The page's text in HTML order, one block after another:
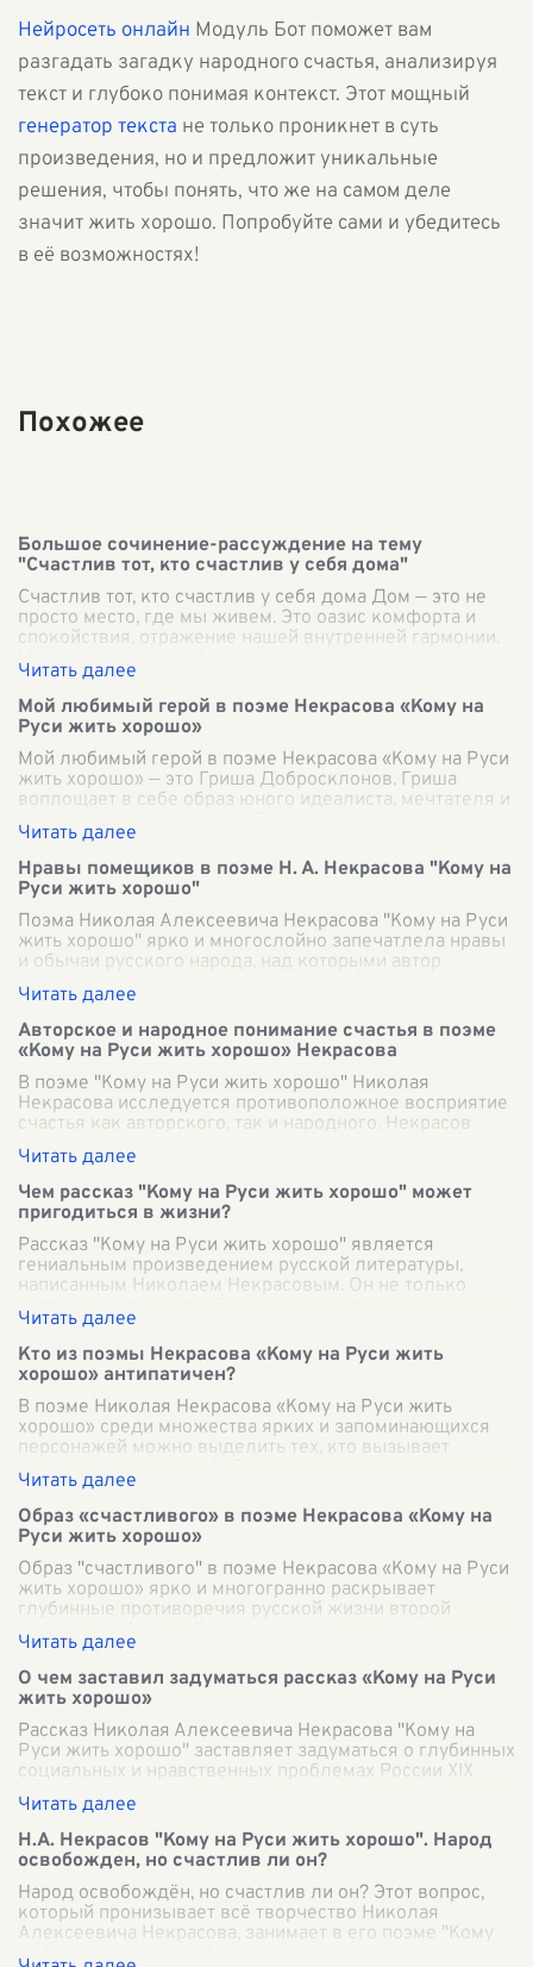
Нейросеть онлайн Модуль Бот поможет вам
разгадать загадку народного счастья, анализируя
текст и глубоко понимая контекст. Этот мощный
генератор текста не только проникнет в суть
произведения, но и предложит уникальные
решения, чтобы понять, что же на самом деле
значит жить хорошо. Попробуйте сами и убедитесь
в её возможностях!
Похожее
Большое сочинение-рассуждение на тему
"Счастлив тот, кто счастлив у себя дома"
Счастлив тот, кто счастлив у себя дома Дом — это не
просто место, где мы живем. Это оазис комфорта и
спокойствия, отражение нашей внутренней гармонии.
Много веков назад философы г
Мой любимый герой в поэме Некрасова «Кому на
Руси жить хорошо»
Мой любимый герой в поэме Некрасова «Кому на Руси
жить хорошо» — это Гриша Добросклонов. Гриша
воплощает в себе образ юного идеалиста, мечтателя и
борца за справедливость. С первых
Нравы помещиков в поэме Н. А. Некрасова "Кому на
Руси жить хорошо"
Поэма Николая Алексеевича Некрасова "Кому на Руси
жить хорошо" ярко и многослойно запечатлела нравы
и обычаи русского народа, над которыми автор
неустанно размышляет и которые он б
Авторское и народное понимание счастья в поэме
«Кому на Руси жить хорошо» Некрасова
В поэме "Кому на Руси жить хорошо" Николая
Некрасова исследуется противоположное восприятие
счастья как авторского, так и народного. Некрасов
мастерски передает многосторонний взгл
Чем рассказ "Кому на Руси жить хорошо" может
пригодиться в жизни?
Рассказ "Кому на Руси жить хорошо" является
гениальным произведением русской литературы,
написанным Николаем Некрасовым. Он не только
оставил неизгладимый след в искусстве, но и им
Кто из поэмы Некрасова «Кому на Руси жить
хорошо» антипатичен?
В поэме Николая Некрасова «Кому на Руси жить
хорошо» среди множества ярких и запоминающихся
персонажей можно выделить тех, кто вызывает
антипатию у читателей. Одним из таких являет
Образ «счастливого» в поэме Некрасова «Кому на
Руси жить хорошо»
Образ "счастливого" в поэме Некрасова «Кому на Руси
жить хорошо» ярко и многогранно раскрывает
глубинные противоречия русской жизни второй
половины XIX века. В центре повествования
О чем заставил задуматься рассказ «Кому на Руси
жить хорошо»
Рассказ Николая Алексеевича Некрасова "Кому на
Руси жить хорошо" заставляет задуматься о глубинных
социальных и нравственных проблемах России XIX
века. Это произведение представляе
Н.А. Некрасов "Кому на Руси жить хорошо". Народ
освобожден, но счастлив ли он?
Народ освобождён, но счастлив ли он? Этот вопрос,
который пронизывает всё творчество Николая
Алексеевича Некрасова, занимает в его поэме "Кому
на Руси жить хорошо" центральное мес